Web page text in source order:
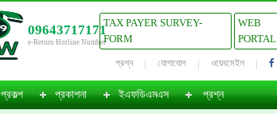
09643717171
e-Return Hotline Number
TAX PAYER SURVEY-
FORM
WEB
PORTAL
প্রশ্ন যোগাযোগ ওয়েবমেইল
প্রকল্প প্রকাশনা ইএফডিএমএস প্রশ্ন